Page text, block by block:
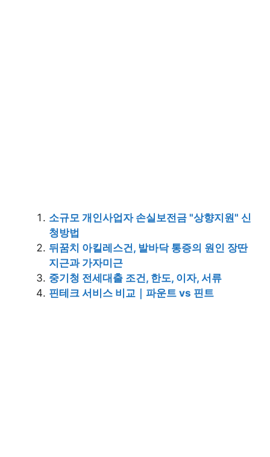
소규모 개인사업자 손실보전금 "상향지원" 신
청방법
뒤꿈치 아킬레스건, 발바닥 통증의 원인 장딴
지근과 가자미근
중기청 전세대출 조건, 한도, 이자, 서류
핀테크 서비스 비교｜파운트 vs 핀트